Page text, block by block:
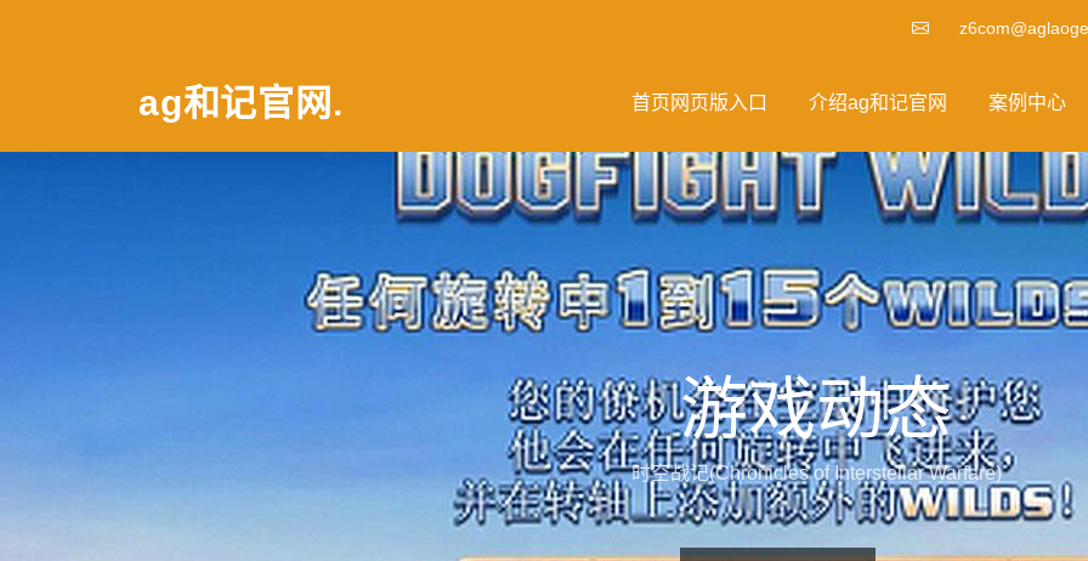
ag和记官网 . 首页网页版入口 介绍ag和记官网 案例中心
游戏动态
时空战记(Chronicles of Interstellar Warfare)